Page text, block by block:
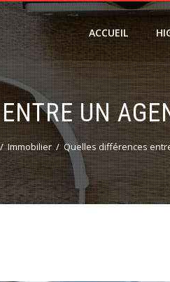
ACCUEIL
UN
Immobilier Quelles différences